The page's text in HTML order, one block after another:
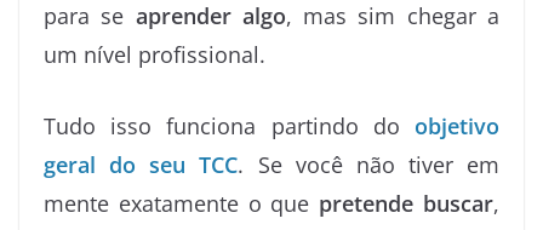
para se aprender algo, mas sim chegar a
um nível profissional.
Tudo isso funciona partindo do objetivo
geral do seu TCC. Se você não tiver em
mente exatamente o que pretende buscar,